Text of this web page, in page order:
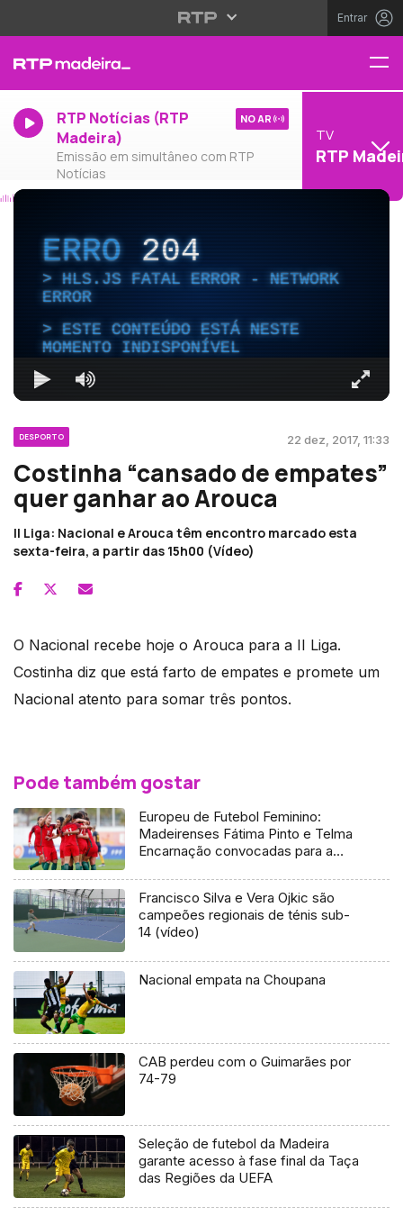
Entrar
RTP Notícias (RTP
Madeira)
Emissão em simultâneo com RTP
Notícias
NO AR
TV
RTP
ERRO204
HLS.JS FATAL ERROR - NETWORK
ERROR
ESTE CONTEÚDO ESTÁ NESTE
MOMENTO INDISPONÍVEL
DESPORTO 22 dez, 2017, 11:33
Costinha “cansado de empates”
quer ganhar ao Arouca
II Liga: Nacional e Arouca têm encontro marcado esta
sexta-feira, a partir das 15h00 (Vídeo)
O Nacional recebe hoje o Arouca para a II Liga.
Costinha diz que está farto de empates e promete um
Nacional atento para somar três pontos.
Pode também gostar
Europeu de Futebol Feminino:
Madeirenses Fátima Pinto e Telma
Encarnação convocadas para a
Francisco Silva e Vera Ojkic são
campeões regionais de ténis sub-
14 (vídeo)
Nacional empata na Choupana
CAB perdeu com o Guimarães por
74-79
Seleção de futebol da Madeira
garante acesso à fase final da Taça
das Regiões da UEFA